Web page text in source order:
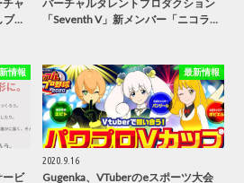
ャ
ブ…
バーチャルタレントプロダクション
「Seventh V」新メンバー「ニコラ…
情報
ービ
最新情報
2020.9.16
Gugenka、VTuberのeスポーツ大会